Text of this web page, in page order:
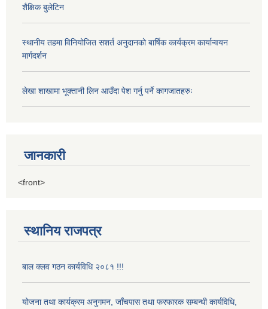
शैक्षिक बुलेटिन
स्थानीय तहमा विनियोजित सशर्त अनुदानको बार्षिक कार्यक्रम कार्यान्वयन
मार्गदर्शन
लेखा शाखामा भूक्तानी लिन आउँदा पेश गर्नु पर्ने कागजातहरुः
जानकारी
<front>
स्थानिय राजपत्र
बाल क्लव गठन कार्यविधि २०८१ !!!
योजना तथा कार्यक्रम अनुगमन, जाँचपास तथा फरफारक सम्बन्धी कार्यविधि,